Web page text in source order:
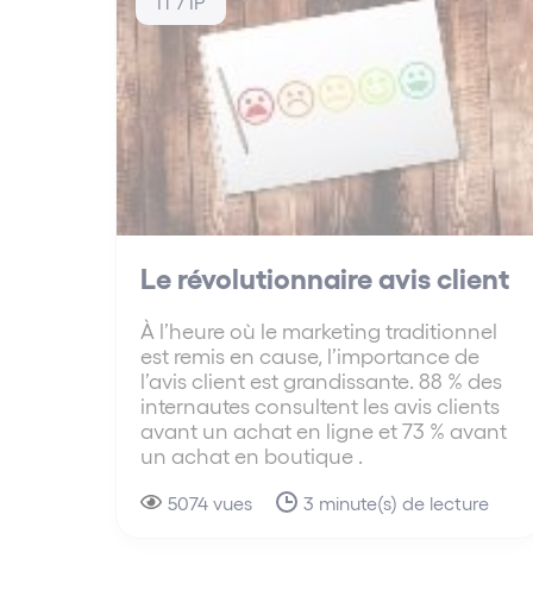
Le révolutionnaire avis client
À l’heure où le marketing traditionnel
est remis en cause, l’importance de
l’avis client est grandissante. 88 % des
internautes consultent les avis clients
avant un achat en ligne et 73 % avant
un achat en boutique .
5074 vues 3 minute(s) de lecture